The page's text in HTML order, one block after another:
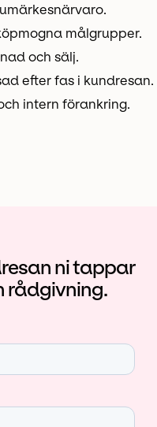
målgrupper.
och sälj.
efter fas i kundresan.
intern förankring.
ni tappar
rådgivning.